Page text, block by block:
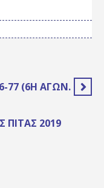
77 (6Η ΑΓΩΝ.
2019